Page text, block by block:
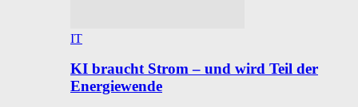
IT
KI braucht Strom – und wird Teil der
Energiewende